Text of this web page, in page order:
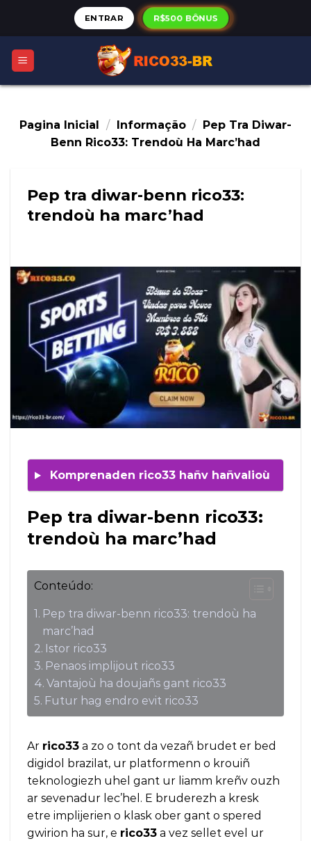
ENTRAR R$500 BÔNUS
Pagina Inicial / Informação / Pep Tra Diwar-
Benn Rico33: Trendoù Ha Marc’had
Pep tra diwar-benn rico33:
trendoù ha marc’had
Komprenaden rico33hañv hañvalioù
Pep tra diwar-benn rico33:
trendoù ha marc’had
Conteúdo:
Pep tra diwar-benn rico33: trendoù ha
marc’had
Istor rico33
Penaos implijout rico33
Vantajoù ha doujañs gant rico33
Futur hag endro evit rico33
Ar rico33 a zo o tont da vezañ brudet er bed
digidol brazilat, ur platformenn o krouiñ
teknologiezh uhel gant ur liamm kreñv ouzh
ar sevenadur lec’hel. E bruderezh a kresk
etre implijerien o klask ober gant o spered
gwirion ha sur, e rico33 a vez sellet evel ur